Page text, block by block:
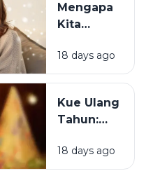
Merasa
Sedih Saat
Tahun?
Mengapa
Kita
Mendapat
Ucapan
Tahun?
18 days ago
Kue Ulang
Tahun:
Tradisi Ini
Berawal?
18 days ago